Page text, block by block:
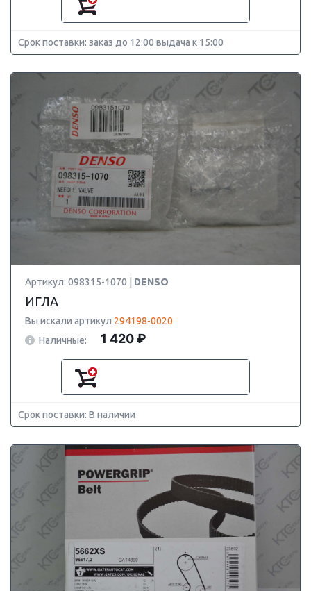
Срок поставки: заказ до 12:00 выдача к 15:00
Артикул: 098315-1070 | DENSO
ИГЛА
Вы искали артикул 294198-0020
Наличные:
1 420 ₽
Срок поставки: В наличии